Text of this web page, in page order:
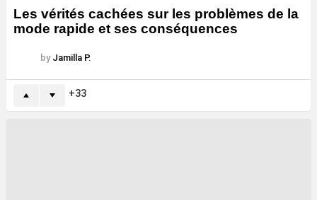
Les vérités cachées sur les problèmes de la
mode rapide et ses conséquences
by Jamilla P.
33